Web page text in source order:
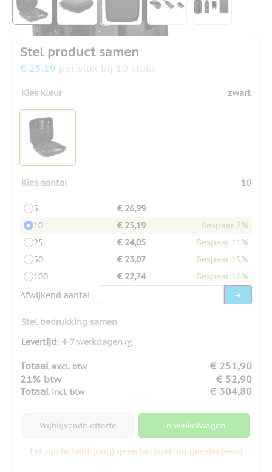
Stel product samen
€ 25,19 per stuk bij 10 stuks
Kies kleur zwart
Kies aantal 10
5
€ 26,99
10
€ 25,19
Bespaar 7%
25
€ 24,05
Bespaar 11%
50
€ 23,07
Bespaar 15%
100
€ 22,74
Bespaar 16%
Afwijkend aantal
Stel bedrukking samen
Levertijd: 4-7 werkdagen
Totaal excl. btw
€ 251,90
21% btw
€ 52,90
Totaal incl. btw € 304,80
Vrijblijvende offerte In winkelwagen
Let op: Je hebt (nog) geen bedrukking geselecteerd